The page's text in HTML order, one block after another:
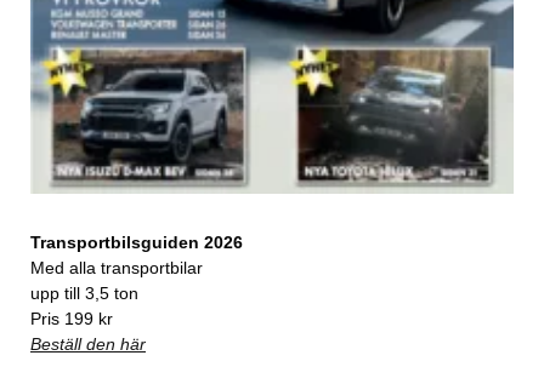
Transportbilsguiden 2026
Med alla transportbilar
upp till 3,5 ton
Pris 199 kr
Beställ den här